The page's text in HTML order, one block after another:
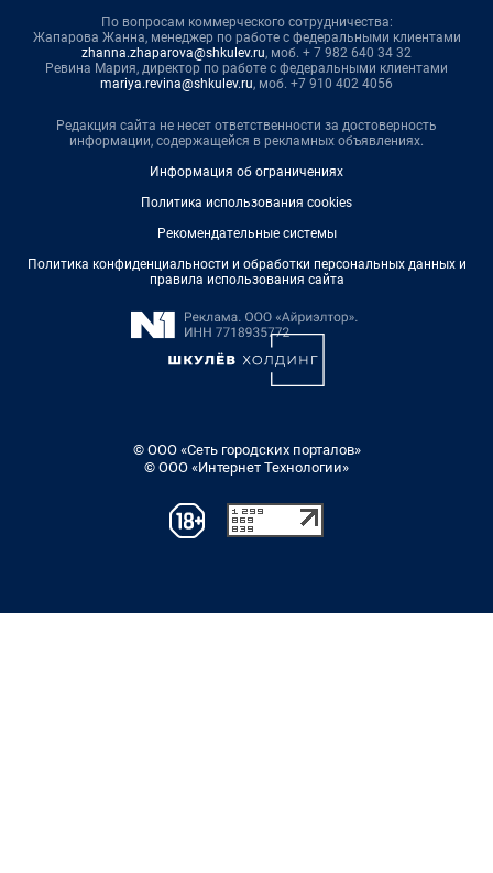
По вопросам коммерческого сотрудничества:
Жапарова Жанна, менеджер по работе с федеральными клиентами
zhanna.zhaparova@shkulev.ru, моб. + 7 982 640 34 32
Ревина Мария, директор по работе с федеральными клиентами
mariya.revina@shkulev.ru, моб. +7 910 402 4056
Редакция сайта не несет ответственности за достоверность
информации, содержащейся в рекламных объявлениях.
Информация об ограничениях
Политика использования cookies
Рекомендательные системы
Политика конфиденциальности и обработки персональных данных и
правила использования сайта
© ООО «Сеть городских порталов»
© ООО «Интернет Технологии»